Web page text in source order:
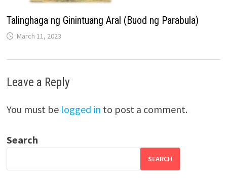
Talinghaga ng Ginintuang Aral (Buod ng Parabula)
March 11, 2023
Leave a Reply
You must be logged in to post a comment.
Search
SEARCH